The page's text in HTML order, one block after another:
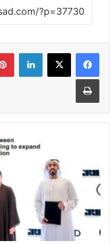
فيسبوك‫X
طباعة
توقيع
مذكرتي
بين
البترول